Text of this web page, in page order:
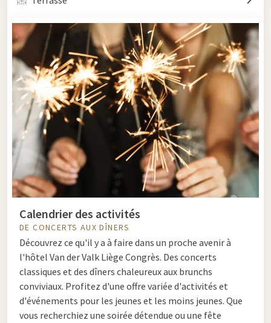
Calendrier des activités
DE CONCERTS AUX DÎNERS
Découvrez ce qu'il y a à faire dans un proche avenir à
l'hôtel Van der Valk Liège Congrès. Des concerts
classiques et des dîners chaleureux aux brunchs
conviviaux. Profitez d'une offre variée d'activités et
d'événements pour les jeunes et les moins jeunes. Que
vous recherchiez une soirée détendue ou une fête